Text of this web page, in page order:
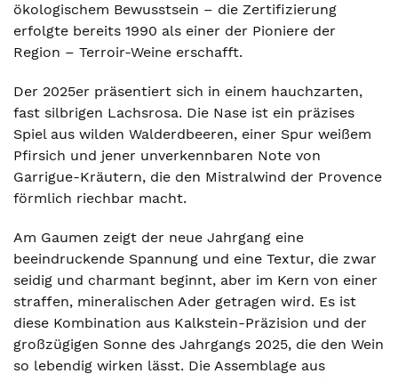
ökologischem Bewusstsein – die Zertifizierung
erfolgte bereits 1990 als einer der Pioniere der
Region – Terroir-Weine erschafft.
Der 2025er präsentiert sich in einem hauchzarten,
fast silbrigen Lachsrosa. Die Nase ist ein präzises
Spiel aus wilden Walderdbeeren, einer Spur weißem
Pfirsich und jener unverkennbaren Note von
Garrigue-Kräutern, die den Mistralwind der Provence
förmlich riechbar macht.
Am Gaumen zeigt der neue Jahrgang eine
beeindruckende Spannung und eine Textur, die zwar
seidig und charmant beginnt, aber im Kern von einer
straffen, mineralischen Ader getragen wird. Es ist
diese Kombination aus Kalkstein-Präzision und der
großzügigen Sonne des Jahrgangs 2025, die den Wein
so lebendig wirken lässt. Die Assemblage aus